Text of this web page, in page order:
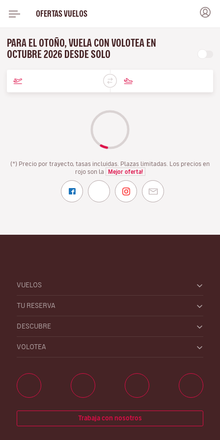
OFERTAS VUELOS
PARA EL OTOÑO, VUELA CON VOLOTEA EN
OCTUBRE 2026 DESDE SOLO
(*) Precio por trayecto, tasas incluidas. Plazas limitadas. Los precios en
rojo son la
Mejor oferta!
VUELOS
TU RESERVA
DESCUBRE
VOLOTEA
Trabaja con nosotros